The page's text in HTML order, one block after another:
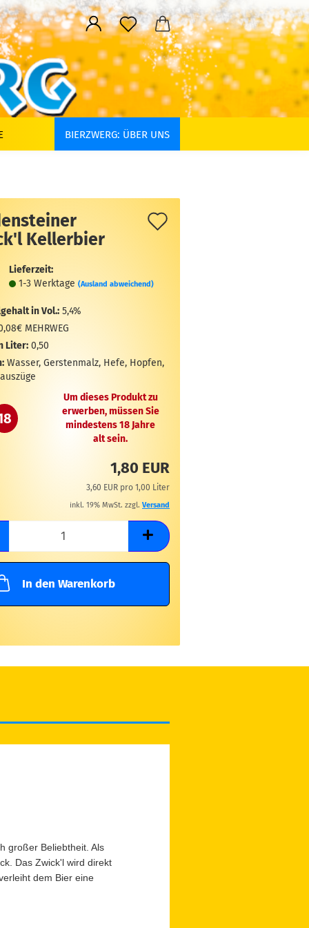
BIERZWERG: ÜBER UNS
Kellerbier
Lieferzeit:
1-3 Werktage (Ausland abweichend)
in Vol.: 5,4%
MEHRWEG
Liter: 0,50
Wasser, Gerstenmalz, Hefe, Hopfen,
Um dieses Produkt zu
erwerben, müssen Sie
mindestens 18 Jahre
alt sein.
1,80 EUR
3,60 EUR pro 1,00 Liter
inkl. 19% MwSt. zzgl. Versand
In den Warenkorb
großer Beliebtheit. Als
Das Zwick'l wird direkt
dem Bier eine